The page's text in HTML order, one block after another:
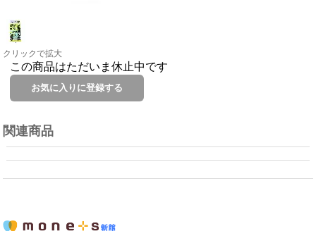
クリックで拡大
この商品はただいま休止中です
関連商品